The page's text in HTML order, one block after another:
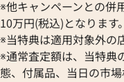
※他キャンペーンとの併
10万円(税込)となります。
※当特典は適用対象外の
※通常査定額は、当特典
態、付属品、当日の市